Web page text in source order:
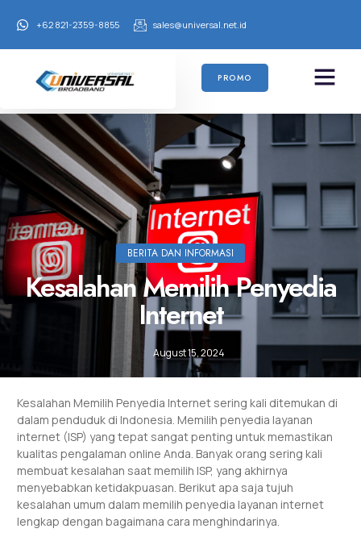
+62 821-2359-8855 sales@universal.net.id
PROMO
BERITA DAN INFORMASI
Kesalahan Memilih Penyedia
Internet
August 15, 2024
Kesalahan Memilih Penyedia Internet sering kali ditemukan di
dalam penduduk di Indonesia. Memilih penyedia layanan
internet (ISP) yang tepat sangat penting untuk memastikan
kualitas pengalaman online Anda. Banyak orang sering kali
membuat kesalahan saat memilih ISP, yang akhirnya
menyebabkan ketidakpuasan. Berikut apa saja tujuh
kesalahan umum dalam memilih penyedia layanan internet
lengkap dengan bagaimana cara menghindarinya.